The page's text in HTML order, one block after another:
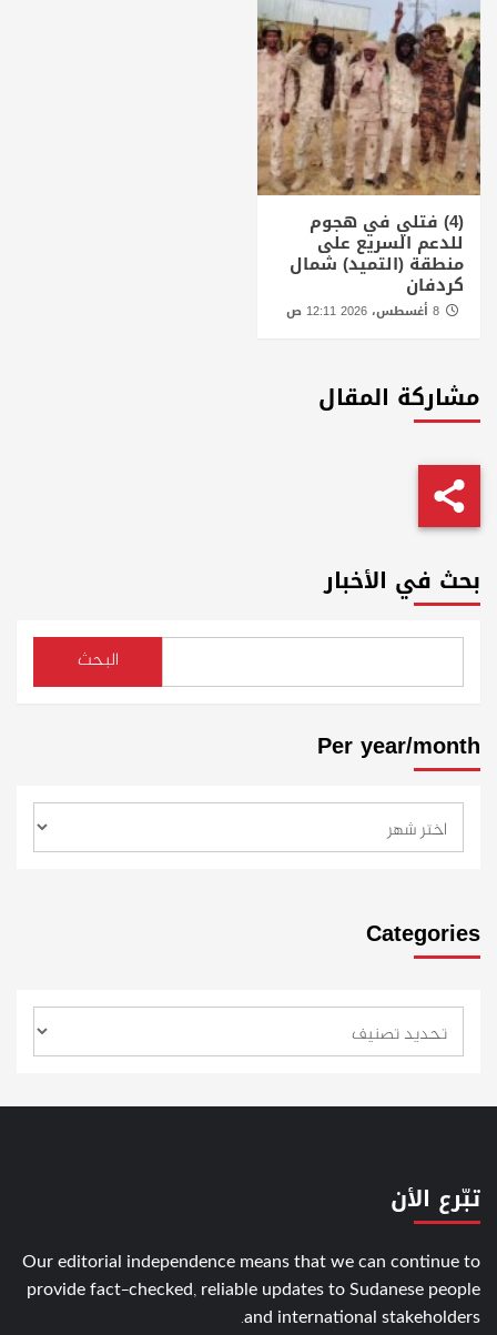
(4) فتلي في هجوم
للدعم السريع على
منطقة (التميد) شمال
كردفان
مشاركة المقال
بحث في الأخبار
البحث
Per year/month
Categories
تبّرع الأن
Our editorial independence means that we can continue to
provide fact-checked, reliable updates to Sudanese people
and international stakeholders.